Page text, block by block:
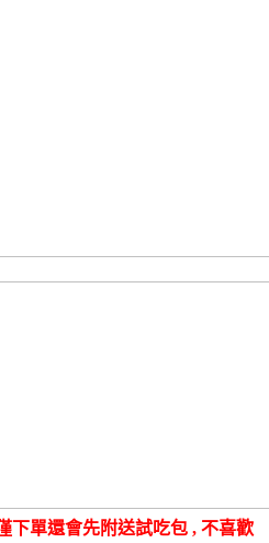
下單還會先附送試吃包 , 不喜歡